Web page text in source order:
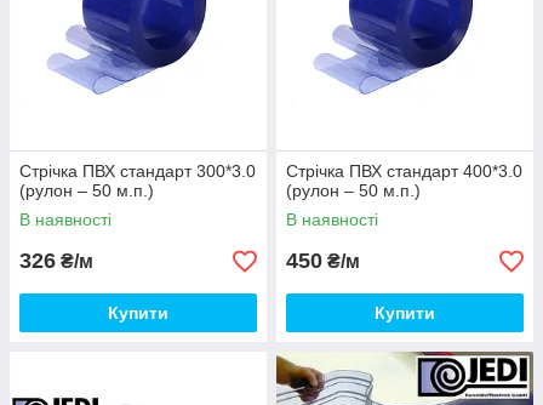
Стрічка ПВХ стандарт 300*3.0
(рулон – 50 м.п.)
В наявності
326 ₴/м
Купити
Стрічка ПВХ стандарт 400*3.0
(рулон – 50 м.п.)
В наявності
450 ₴/м
Купити